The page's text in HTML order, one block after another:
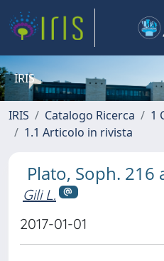
IRIS
IRIS Catalogo Ricerca
1
1.1 Articolo in rivista
Plato, Soph. 216
Gili L.
2017-01-01